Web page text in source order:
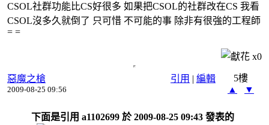
CSOL社群功能比CS好很多 如果把CSOL的社群改在CS 我看
CSOL沒多久就倒了 只可惜 不可能的事 除非有很強的工程師
= =
x0
引用 | 編輯
惡魔之槍
2009-08-25 09:56
5樓
▲
▼
下面是引用 a1102699 於 2009-08-25 09:43 發表的